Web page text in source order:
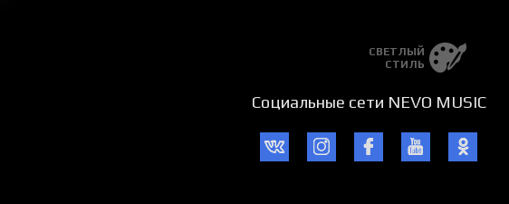
СВЕТЛЫЙ
СТИЛЬ
Социальные сети NEVO MUSIC